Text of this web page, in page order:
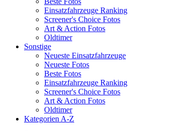
Einsatzfahrzeuge Ranking
Screener's Choice Fotos
Art & Action Fotos
Oldtimer
Sonstige
Neueste Einsatzfahrzeuge
Neueste Fotos
Beste Fotos
Einsatzfahrzeuge Ranking
Screener's Choice Fotos
Art & Action Fotos
Oldtimer
Kategorien A-Z